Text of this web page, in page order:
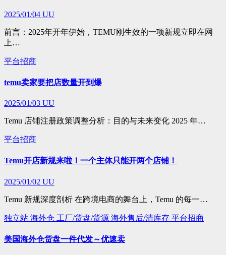
2025/01/04 UU
前言：2025年开年伊始，TEMU刚生效的一项新规立即在网
上…
平台招商
temu卖家要把店数量开到爆
2025/01/03 UU
Temu 店铺注册政策调整分析：目的与未来变化 2025 年…
平台招商
Temu开店新规来啦！一个主体只能开两个店铺！
2025/01/02 UU
Temu 新规深度剖析 在跨境电商的舞台上，Temu 的每一…
独立站 海外仓 工厂/货盘/货源 海外售后/清库存 平台招商
美国海外仓货盘一件代发～优速卖